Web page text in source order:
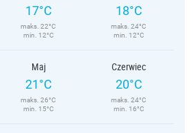
17°C
maks. 22°C
min. 12°C
18°C
maks. 24°C
min. 12°C
Maj
21°C
maks. 26°C
min. 15°C
Czerwiec
20°C
maks. 24°C
min. 16°C